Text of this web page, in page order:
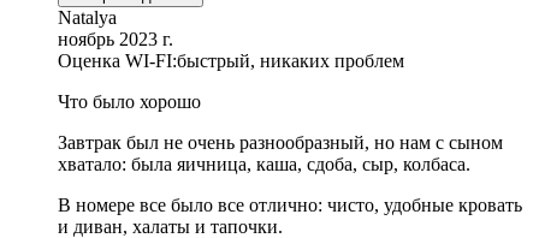
Natalya
ноябрь 2023 г.
Оценка WI-FI:быстрый, никаких проблем
Что было хорошо
Завтрак был не очень разнообразный, но нам с сыном
хватало: была яичница, каша, сдоба, сыр, колбаса.
В номере все было все отлично: чисто, удобные кровать
и диван, халаты и тапочки.